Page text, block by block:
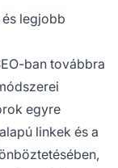
legjobb
ban továbbra
egyre
linkek és a